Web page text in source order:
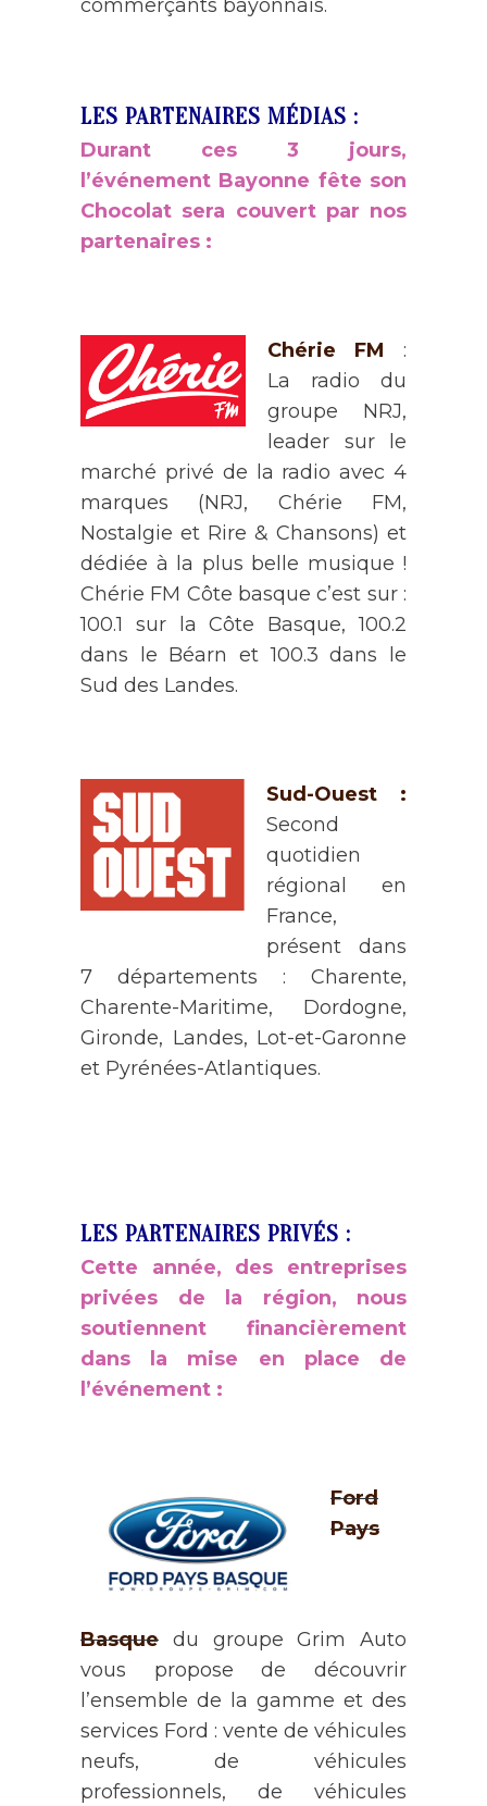
commerçants bayonnais.
LES PARTENAIRES MÉDIAS :
Durant ces 3 jours,
l’événement Bayonne fête son
Chocolat sera couvert par nos
partenaires :
Chérie FM
:
La radio du
groupe NRJ,
leader sur le
marché privé de la radio avec 4
marques (NRJ, Chérie FM,
Nostalgie et Rire & Chansons) et
dédiée à la plus belle musique !
Chérie FM Côte basque c’est sur :
100.1 sur la Côte Basque, 100.2
dans le Béarn et 100.3 dans le
Sud des Landes.
Sud-Ouest :
Second
quotidien
régional en
France,
présent dans
7 départements : Charente,
Charente-Maritime, Dordogne,
Gironde, Landes, Lot-et-Garonne
et Pyrénées-Atlantiques.
LES PARTENAIRES PRIVÉS :
Cette année, des entreprises
privées de la région, nous
soutiennent financièrement
dans la mise en place de
l’événement :
Ford
Pays
Basque du groupe Grim Auto
vous propose de découvrir
l’ensemble de la gamme et des
services Ford : vente de véhicules
neufs, de véhicules
professionnels, de véhicules